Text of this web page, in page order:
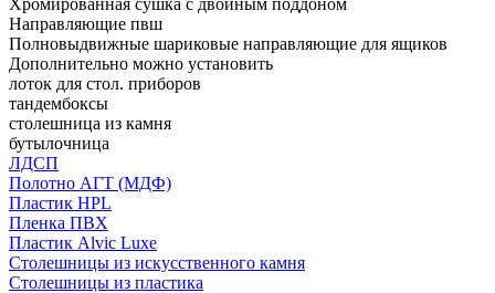
Направляющие пвш
Полновыдвижные шариковые направляющие для ящиков
Дополнительно можно установить
лоток для стол. приборов
тандембоксы
столешница из камня
бутылочница
ЛДСП
Полотно АГТ (МДФ)
Пластик HPL
Пленка ПВХ
Пластик Alvic Luxe
Столешницы из искусственного камня
Столешницы из пластика